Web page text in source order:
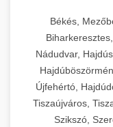
Békés,
Nádudvar,
Újfehértó,
Tiszaújváros,
Szikszó,